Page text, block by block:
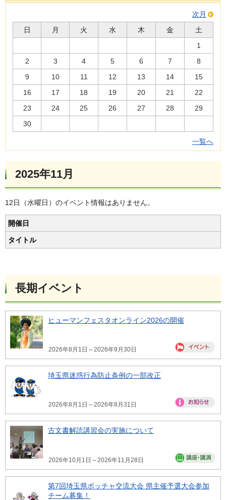
次月
日
月 火 水 木 金
土
1
2
3 4 5 6 7
8
9
10 11 12 13 14
15
16
17 18 19 20 21
22
23
24 25 26 27 28
29
30
一覧へ
2025年11月
12日（水曜日）のイベント情報はありません。
開催日
タイトル
長期イベント
ヒューマンフェスタオンライン2026の開催
2026年8月1日～2026年9月30日
埼玉県迷惑行為防止条例の一部改正
2026年8月1日～2026年8月31日
古文書解読講習会の実施について
2026年10月1日～2026年11月28日
第7回埼玉県ボッチャ交流大会 県主催予選大会参加
チーム募集！